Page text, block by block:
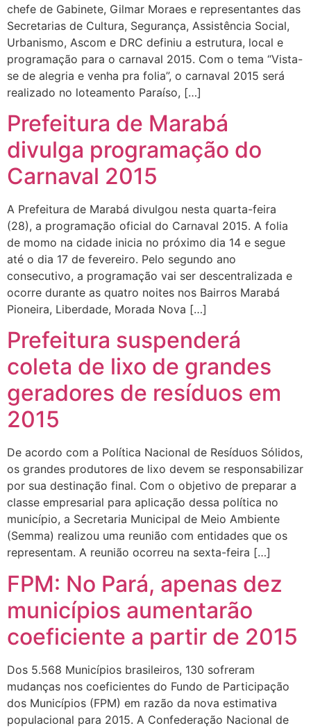
chefe de Gabinete, Gilmar Moraes e representantes das
Secretarias de Cultura, Segurança, Assistência Social,
Urbanismo, Ascom e DRC definiu a estrutura, local e
programação para o carnaval 2015. Com o tema “Vista-
se de alegria e venha pra folia”, o carnaval 2015 será
realizado no loteamento Paraíso, […]
Prefeitura de Marabá
divulga programação do
Carnaval 2015
A Prefeitura de Marabá divulgou nesta quarta-feira
(28), a programação oficial do Carnaval 2015. A folia
de momo na cidade inicia no próximo dia 14 e segue
até o dia 17 de fevereiro. Pelo segundo ano
consecutivo, a programação vai ser descentralizada e
ocorre durante as quatro noites nos Bairros Marabá
Pioneira, Liberdade, Morada Nova […]
Prefeitura suspenderá
coleta de lixo de grandes
geradores de resíduos em
2015
De acordo com a Política Nacional de Resíduos Sólidos,
os grandes produtores de lixo devem se responsabilizar
por sua destinação final. Com o objetivo de preparar a
classe empresarial para aplicação dessa política no
município, a Secretaria Municipal de Meio Ambiente
(Semma) realizou uma reunião com entidades que os
representam. A reunião ocorreu na sexta-feira […]
FPM: No Pará, apenas dez
municípios aumentarão
coeficiente a partir de 2015
Dos 5.568 Municípios brasileiros, 130 sofreram
mudanças nos coeficientes do Fundo de Participação
dos Municípios (FPM) em razão da nova estimativa
populacional para 2015. A Confederação Nacional de